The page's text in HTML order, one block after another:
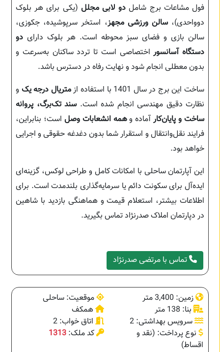
فول مشاعات برج شامل دو لابی مجلل (یکی برای هر بلوک
دوواحدی)،سالن ورزشی مجهز، استخر سرپوشیده، جکوزی،
سالن بازی و فضای سبز محوطه است. هر بلوک دارای دو
دستگاه آسانسوراختصاصی است تا تردد ساکنان به‌سرعت و
بدون معطلی انجام شود و نهایت رفاه در دسترس باشد.
ساخت این برج در سال 1401 با استفاده از
متریال درجه یک و
نظارت دقیق مهندسی انجام شده است. سند تک‌برگ، پروانه
ساخت و پایان‌کارآماده وهمه انشعابات وصل است؛ بنابراین،
فرایند نقل‌وانتقال و استقرار شما بدون دغدغه حقوقی و اجرایی
خواهد بود.
این آپارتمان ساحلی با امکانات کامل و طراحی لوکس، گزینه‌ای
ایده‌آل برای سکونت دائم یا سرمایه‌گذاری بلندمدت است. برای
اطلاعات بیشتر، استعلام قیمت و هماهنگی بازدید با شاهین
در دپارتمان املاک صدرنژاد تماس بگیرید.
تماس با مرتضی صدرنژاد
زمین: 3,400 متر
موقعیت: ساحلی
بنا: 138 متر
همکف
سرویس بهداشتی: 2
اتاق خواب: 2
نوع پرداخت: (نقد و
اقساط)
کد ملک: 1313